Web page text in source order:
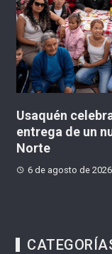
Suba se une a
Bogotá con
6 de agosto de 2026